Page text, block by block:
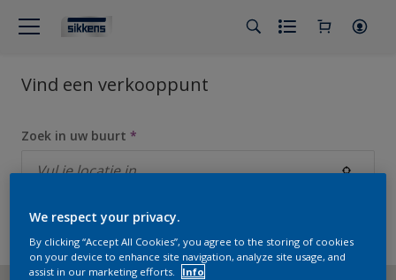
Vind een verkooppunt
Zoek in uw buurt *
Lijstweergave
We respect your privacy.
By clicking “Accept All Cookies”, you agree to the storing of cookies
on your device to enhance site navigation, analyze site usage, and
assist in our marketing efforts.
Info